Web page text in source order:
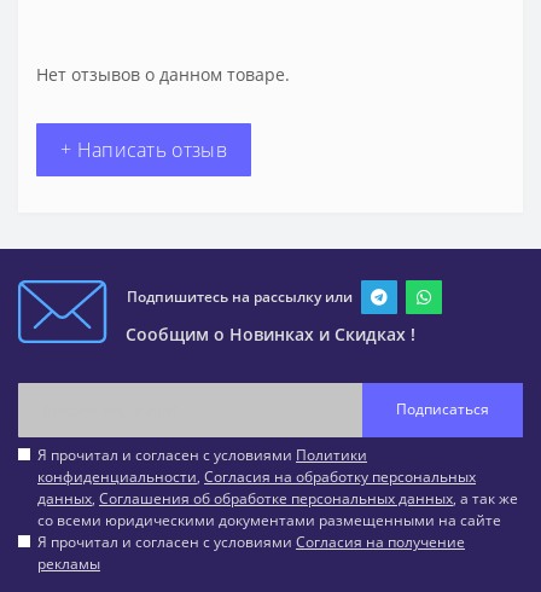
Нет отзывов о данном товаре.
+ Написать отзыв
Подпишитесь на рассылку или
Сообщим о Новинках и Скидках !
Подписаться
Я прочитал и согласен с условиями Политики
конфиденциальности, Согласия на обработку персональных
данных, Соглашения об обработке персональных данных, а так же
со всеми юридическими документами размещенными на сайте
Я прочитал и согласен с условиями Согласия на получение
рекламы